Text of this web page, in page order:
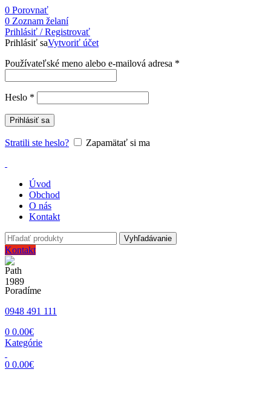
0 Porovnať
0 Zoznam želaní
Prihlásiť / Registrovať
Prihlásiť saVytvoriť účet
Používateľské meno alebo e-mailová adresa *
Heslo *
Prihlásiť sa
Stratili ste heslo? Zapamätať si ma
Úvod
Obchod
O nás
Kontakt
Vyhľadávanie
Kontakt
Poradíme
0948 491 111
0 0.00€
Kategórie
0 0.00€